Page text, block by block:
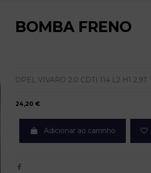
BOMBA FRENO
OPEL VIVARO 2.0 CDTI 114 L2 H1 2.9T
24,20 €
Adicionar ao carrinho